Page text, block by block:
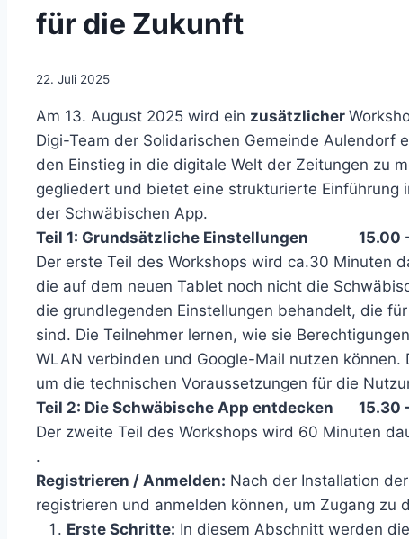
für die Zukunft
22. Juli 2025
Am 13. August 2025 wird ein zusätzlicher
Digi-Team der Solidarischen Gemeinde Aulendorf
den Einstieg in die digitale Welt der Zeitungen zu
gegliedert und bietet eine strukturierte Einführung
der Schwäbischen App.
Teil 1: Grundsätzliche Einstellungen 15.00 -
Der erste Teil des Workshops wird ca.30 Minuten
die auf dem neuen Tablet noch nicht die
die grundlegenden Einstellungen behandelt, die
sind. Die Teilnehmer lernen, wie sie
WLAN verbinden und Google-Mail nutzen
um die technischen Voraussetzungen für die
Teil 2: Die Schwäbische App entdecken 15.30
Der zweite Teil des Workshops wird 60 Minuten
.
Registrieren / Anmelden: Nach der Installation
registrieren und anmelden können, um Zugang zu
Erste Schritte: In diesem Abschnitt werden